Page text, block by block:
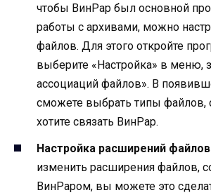
чтобы ВинРар был основной
работы с архивами, можно
файлов. Для этого откройте
выберите «Настройка» в меню,
ассоциаций файлов». В
сможете выбрать типы файлов,
хотите связать ВинРар.
Настройка расширений
изменить расширения файлов,
ВинРаром, вы можете это